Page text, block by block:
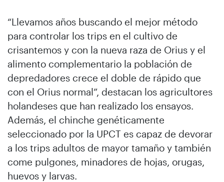
“Llevamos años buscando el mejor método
para controlar los trips en el cultivo de
crisantemos y con la nueva raza de Orius y el
alimento complementario la población de
depredadores crece el doble de rápido que
con el Orius normal”, destacan los agricultores
holandeses que han realizado los ensayos.
Además, el chinche genéticamente
seleccionado por la UPCT es capaz de devorar
a los trips adultos de mayor tamaño y también
come pulgones, minadores de hojas, orugas,
huevos y larvas.